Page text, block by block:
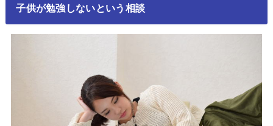
子供が勉強しないという相談